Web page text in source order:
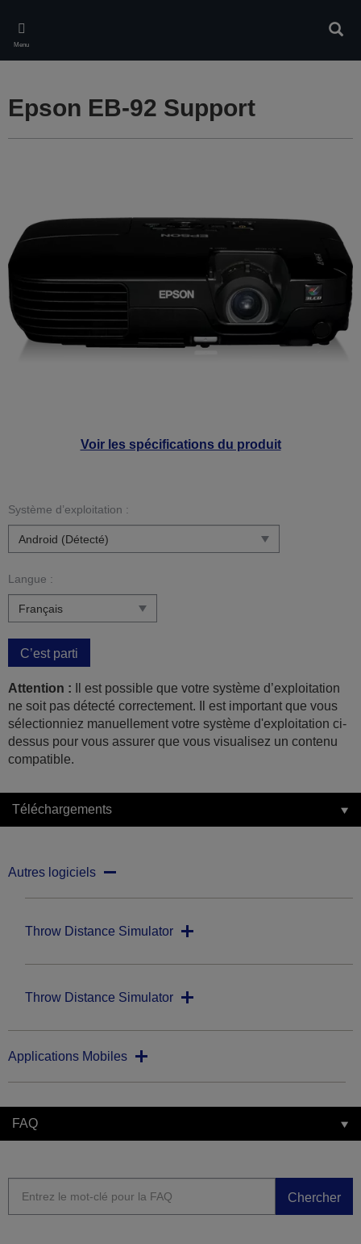
main
content
Menu
Voir les spécifications du produit
Epson EB-92 Support
Système d’exploitation :
Langue :
C’est parti
Attention : Il est possible que votre système d’exploitation
ne soit pas détecté correctement. Il est important que vous
sélectionniez manuellement votre système d'exploitation ci-
dessus pour vous assurer que vous visualisez un contenu
compatible.
Téléchargements
Autres logiciels
Throw Distance Simulator
Throw Distance Simulator
Applications Mobiles
FAQ
Chercher